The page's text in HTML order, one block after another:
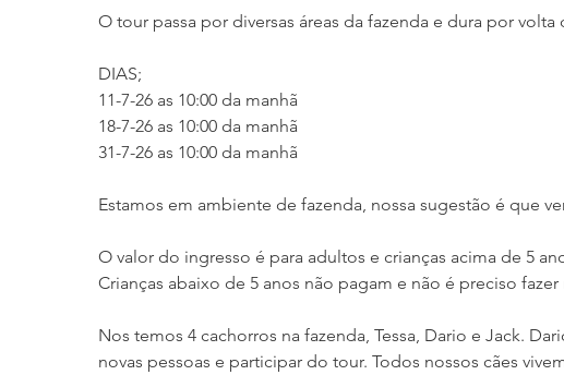
O tour passa por diversas áreas da fazenda e dura por volta
DIAS;
11-7-26 as 10:00 da manhã
18-7-26 as 10:00 da manhã
31-7-26 as 10:00 da manhã
Estamos em ambiente de fazenda, nossa sugestão é que
O valor do ingresso é para adultos e crianças acima de 5
Crianças abaixo de 5 anos não pagam e não é preciso fazer
Nos temos 4 cachorros na fazenda, Tessa, Dario e Jack.
novas pessoas e participar do tour. Todos nossos cães